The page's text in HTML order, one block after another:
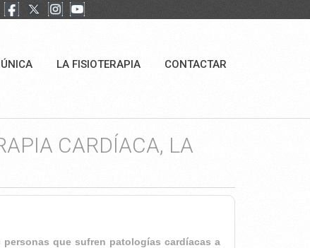
LA FISIOTERAPIA CONTACTAR
CARDÍACA, LA
que sufren patologías cardíacas a